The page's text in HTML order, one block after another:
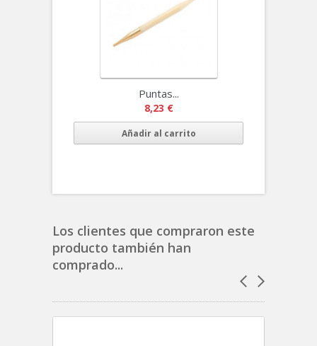
Puntas...
8,23 €
Añadir al carrito
Los clientes que compraron este
producto también han
comprado...